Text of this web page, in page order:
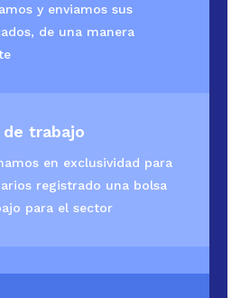
y enviamos sus
de una manera
de trabajo
en exclusividad para
registrado una bolsa
para el sector